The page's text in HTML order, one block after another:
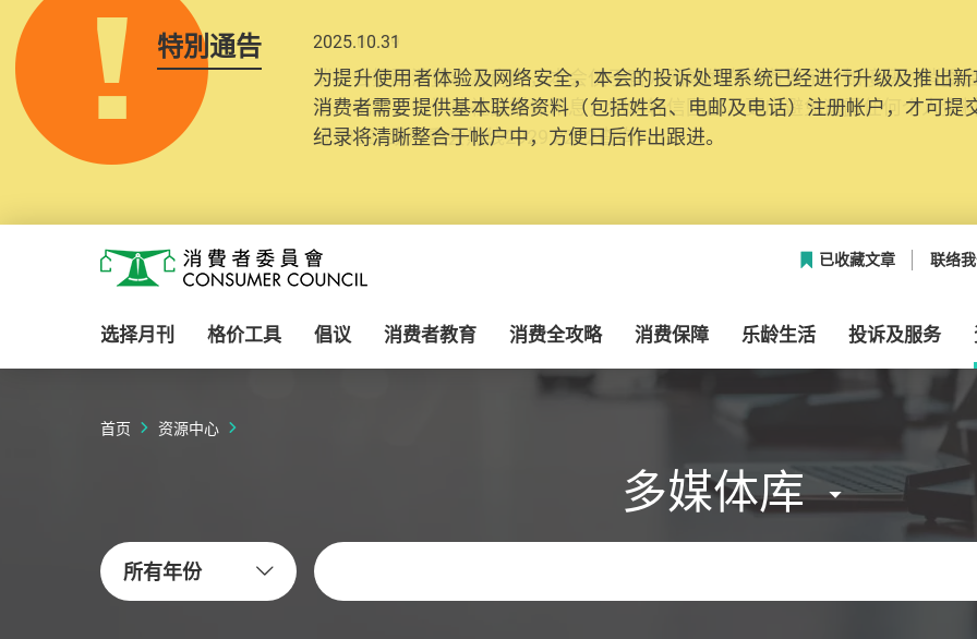
特別通告 2025.10.31
为提升使用者体验及网络安全，本会的投诉处理系统已经进行升级及推出
消费者需要提供基本联络资料（包括姓名、电邮及电话）注册帐户，才可提
纪录将清晰整合于帐户中，方便日后作出跟进。
消费者委员会
已收藏文章 联络
选择月刊 格价工具 倡议 消费者教育 消费全攻略 消费保障 乐龄生活 投诉及服务
首页 资源中心
多媒体库
所有年份
关键字